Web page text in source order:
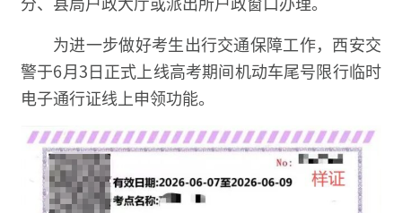
为进一步做好考生出行交通保障工作， 西安交
警于6月3日正式上线高考期间机动车尾号限行临时
电子通行证线上申领功能。